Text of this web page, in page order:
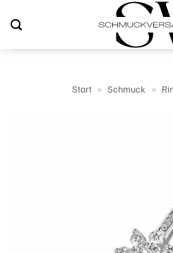
Inhalt
springen
Start » Schmuck »